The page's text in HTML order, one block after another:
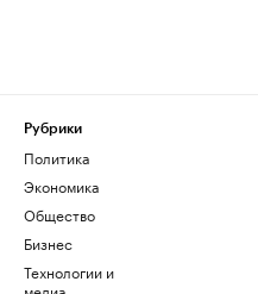
Рубрики
Политика
Экономика
Общество
Бизнес
Технологии и